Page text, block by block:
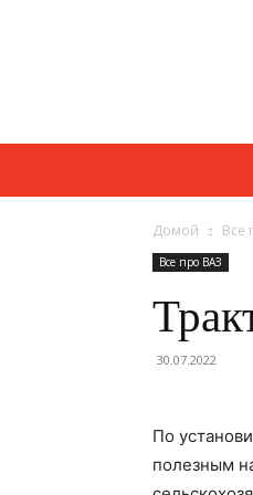
Домой Все
Все про ВАЗ
30.07.2022
По
полезным